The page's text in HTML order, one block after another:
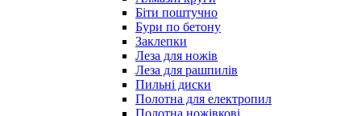
Біти поштучно
Бури по бетону
Заклепки
Леза для ножів
Леза для рашпилів
Пильні диски
Полотна для електропил
Полотна ножівкові